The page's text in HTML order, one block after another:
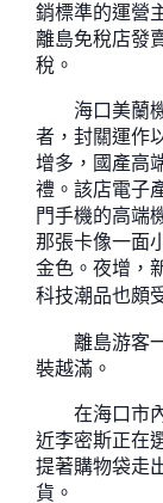
銷標準的運營
離島免稅店發
稅。
海口美蘭
者，封關運作
增多，國產高
禮。該店電子
門手機的高端
那張卡像一面
金色。夜增，
科技潮品也頗
離島游客
裝越滿。
在海口市
近李密斯正在
提著購物袋走
貨。